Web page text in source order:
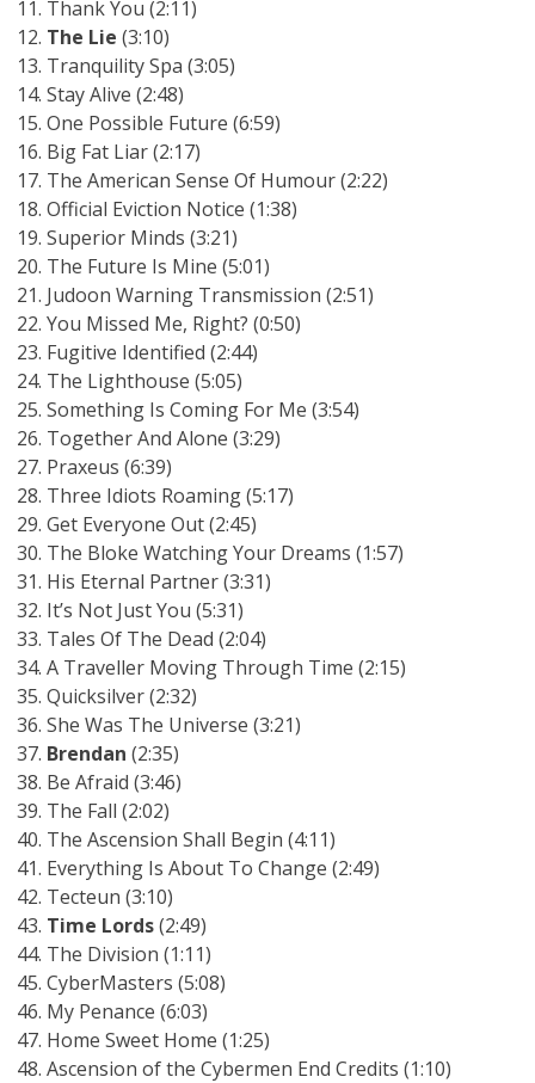
Thank You (2:11)
The Lie (3:10)
Tranquility Spa (3:05)
Stay Alive (2:48)
One Possible Future (6:59)
Big Fat Liar (2:17)
The American Sense Of Humour (2:22)
Official Eviction Notice (1:38)
Superior Minds (3:21)
The Future Is Mine (5:01)
Judoon Warning Transmission (2:51)
You Missed Me, Right? (0:50)
Fugitive Identified (2:44)
The Lighthouse (5:05)
Something Is Coming For Me (3:54)
Together And Alone (3:29)
Praxeus (6:39)
Three Idiots Roaming (5:17)
Get Everyone Out (2:45)
The Bloke Watching Your Dreams (1:57)
His Eternal Partner (3:31)
It’s Not Just You (5:31)
Tales Of The Dead (2:04)
A Traveller Moving Through Time (2:15)
Quicksilver (2:32)
She Was The Universe (3:21)
Brendan (2:35)
Be Afraid (3:46)
The Fall (2:02)
The Ascension Shall Begin (4:11)
Everything Is About To Change (2:49)
Tecteun (3:10)
Time Lords(2:49)
The Division (1:11)
CyberMasters (5:08)
My Penance (6:03)
Home Sweet Home (1:25)
Ascension of the Cybermen End Credits (1:10)